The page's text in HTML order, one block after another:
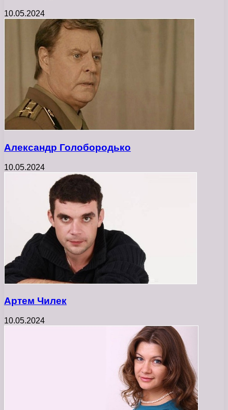
10.05.2024
Александр Голобородько
10.05.2024
Артем Чилек
10.05.2024